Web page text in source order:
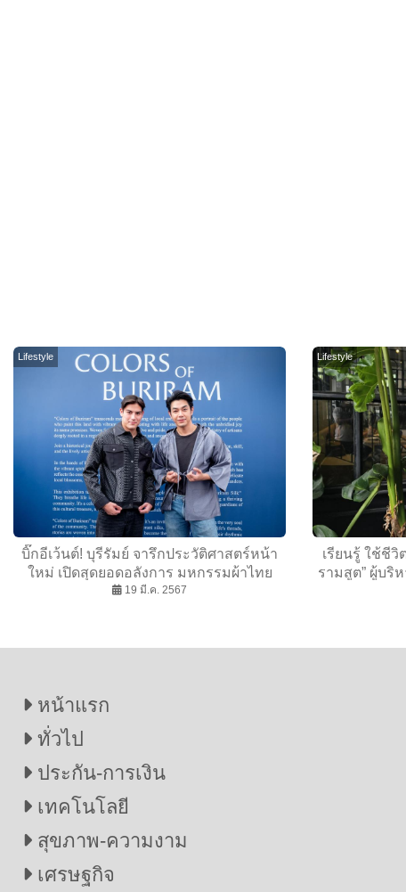
Lifestyle
บิ๊กอีเว้นต์! บุรีรัมย์ จารึกประวัติศาสตร์หน้า
ใหม่ เปิดสุดยอดอลังการ มหกรรมผ้าไทย
Colors of Buriram
19 มี.ค. 2567
Lifestyle
เรียนรู้ ใช้ชี
รามสูต” ผู้บริ
หน้าแรก
ทั่วไป
ประกัน-การเงิน
เทคโนโลยี
สุขภาพ-ความงาม
เศรษฐกิจ